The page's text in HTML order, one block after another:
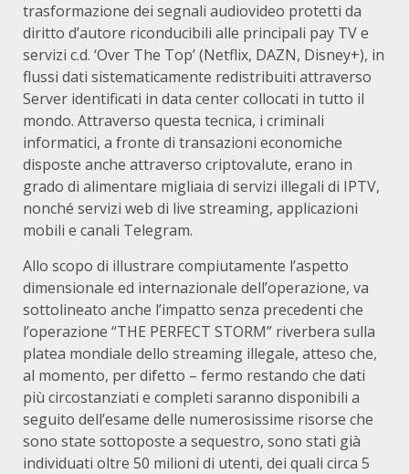
trasformazione dei segnali audiovideo protetti da
diritto d’autore riconducibili alle principali pay TV e
servizi c.d. ‘Over The Top’ (Netflix, DAZN, Disney+), in
flussi dati sistematicamente redistribuiti attraverso
Server identificati in data center collocati in tutto il
mondo. Attraverso questa tecnica, i criminali
informatici, a fronte di transazioni economiche
disposte anche attraverso criptovalute, erano in
grado di alimentare migliaia di servizi illegali di IPTV,
nonché servizi web di live streaming, applicazioni
mobili e canali Telegram.
Allo scopo di illustrare compiutamente l’aspetto
dimensionale ed internazionale dell’operazione, va
sottolineato anche l’impatto senza precedenti che
l’operazione “THE PERFECT STORM” riverbera sulla
platea mondiale dello streaming illegale, atteso che,
al momento, per difetto – fermo restando che dati
più circostanziati e completi saranno disponibili a
seguito dell’esame delle numerosissime risorse che
sono state sottoposte a sequestro, sono stati già
individuati oltre 50 milioni di utenti, dei quali circa 5